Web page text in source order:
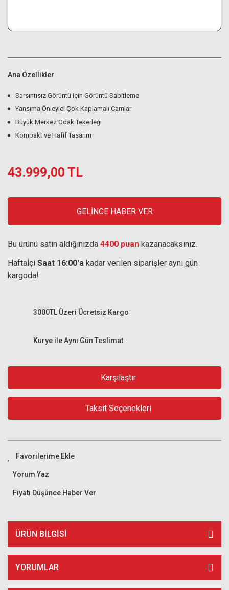
Ana Özellikler
Sarsıntısız Görüntü için Görüntü Sabitleme
Yansıma Önleyici Çok Kaplamalı Camlar
Büyük Merkez Odak Tekerleği
Kompakt ve Hafif Tasarım
43.999,00 TL
GELİNCE HABER VER
Bu ürünü satın aldığınızda 4400 puan kazanacaksınız.
Haftaİçi Saat 16:00'a kadar verilen siparişler aynı gün
kargoda!
Kurye ile Aynı Gün Teslimat
3000TL Üzeri Ücretsiz Kargo
Karşılaştır
Taksit Seçenekleri
Yorum Yaz
Fiyatı Düşünce Haber Ver
ÜRÜN BILGISI
YORUMLAR